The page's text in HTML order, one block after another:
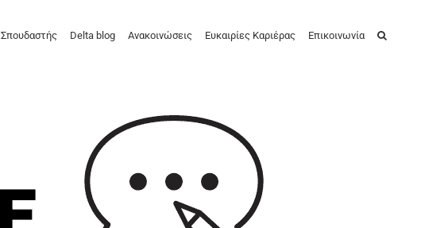
Σπουδαστής Delta blog Ανακοινώσεις Ευκαιρίες Καριέρας Επικοινωνία